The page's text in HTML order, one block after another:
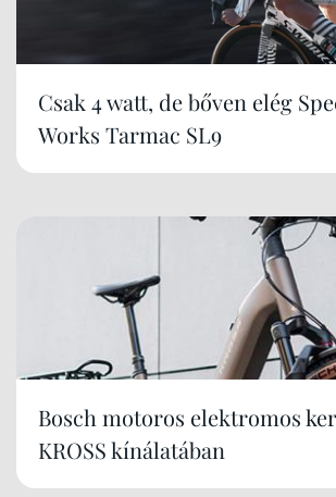
Csak 4 watt, de bőven elég
Works Tarmac SL9
Bosch motoros elektromos
KROSS kínálatában